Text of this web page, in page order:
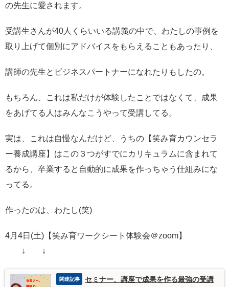
の先生に愛されます。
受講生さんが40人くらいいる講義の中で、わたしの事例を
取り上げて個別にアドバイスをもらえることもあったり、
講師の先生とビジネスパートナーになれたりもしたの。
もちろん、これは私だけが体験したことではなくて、成果
をあげてる人はみんなこうやって受講してる。
実は、これは自慢なんだけど、うちの【笑み育カウンセラ
ー養成講座】はこの３つがすでにカリキュラムに含まれて
るから、卒業すると自動的に成果を作っちゃう仕組みにな
ってる。
作ったのは、わたし(笑)
4月4日(土)【笑み育ワークシート体験会＠zoom】
↓ ↓
セミナー、講座で成果を作る最強の受講